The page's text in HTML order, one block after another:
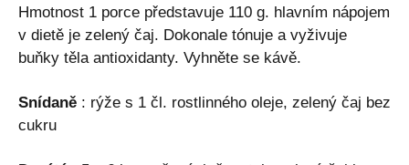
Hmotnost 1 porce představuje 110 g. hlavním nápojem
v dietě je zelený čaj. Dokonale tónuje a vyživuje
buňky těla antioxidanty. Vyhněte se kávě.
Snídaně : rýže s 1 čl. rostlinného oleje, zelený čaj bez
cukru